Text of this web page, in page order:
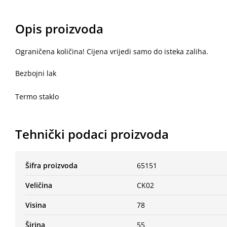
Opis proizvoda
Ograničena količina! Cijena vrijedi samo do isteka zaliha.
Bezbojni lak
Termo staklo
Tehnički podaci proizvoda
Šifra proizvoda 65151
Veličina CK02
Visina 78
Širina 55